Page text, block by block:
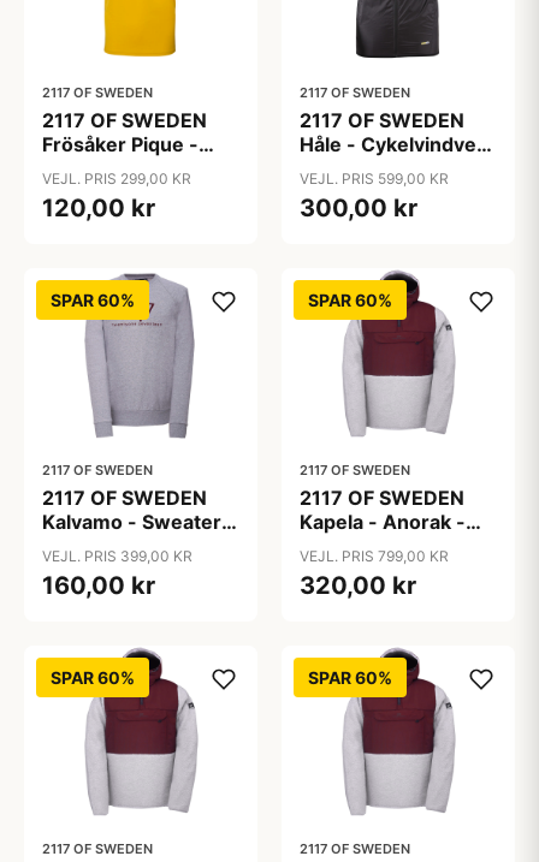
2117 OF SWEDEN
2117 OF SWEDEN
Frösåker Pique -
Poloshirt - Lemon
Curry - Str. XXL
VEJL. PRIS 299,00 KR
120,00 kr
2117 OF SWEDEN
2117 OF SWEDEN
Håle - Cykelvindvest
- Sort - Str. XXL
VEJL. PRIS 599,00 KR
300,00 kr
SPAR 60%
2117 OF SWEDEN
2117 OF SWEDEN
Kalvamo - Sweater -
Unisex - Grå - Str.
XXS
VEJL. PRIS 399,00 KR
160,00 kr
SPAR 60%
2117 OF SWEDEN
2117 OF SWEDEN
Kapela - Anorak -
Herre - Rød/Grå - L
VEJL. PRIS 799,00 KR
320,00 kr
SPAR 60%
2117 OF SWEDEN
SPAR 60%
2117 OF SWEDEN